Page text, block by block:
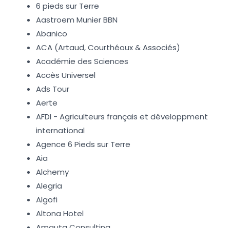
6 pieds sur Terre
Aastroem Munier BBN
Abanico
ACA (Artaud, Courthéoux & Associés)
Académie des Sciences
Accès Universel
Ads Tour
Aerte
AFDI - Agriculteurs français et développment
international
Agence 6 Pieds sur Terre
Aia
Alchemy
Alegria
Algofi
Altona Hotel